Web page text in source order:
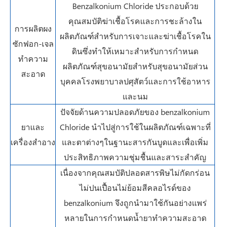
การผลิตผง
ซักฟอก-เจล
ทำความ
สะอาด
Benzalkonium Chloride ประกอบด้วย
คุณสมบัติฆ่าเชื้อโรคและการชะล้างใน
ผลิตภัณฑ์สำหรับการเจาะและฆ่าเชื้อโรคใน
ดินซึ่งทำให้เหมาะสำหรับการกำหนด
ผลิตภัณฑ์สุขอนามัยสำหรับสุขอนามัยส่วน
บุคคลโรงพยาบาลปศุสัตว์และการใช้อาหาร
และนม
ยาและ
เครื่องสำอาง
ปัจจัยด้านความปลอดภัยของ benzalkonium
Chloride นำไปสู่การใช้ในผลิตภัณฑ์เฉพาะที่
และตาต่างๆในฐานะสารกันบูดและเพื่อเพิ่ม
ประสิทธิภาพความชุ่มชื้นและสาระสำคัญ
เนื่องจากคุณสมบัติปลอดสารพิษไม่กัดกร่อน
ไม่ปนเปื้อนไม่ย้อมสีคลอไรด์ของ
benzalkonium จึงถูกนำมาใช้กันอย่างแพร่
หลายในการกำหนดน้ำยาทำความสะอาด